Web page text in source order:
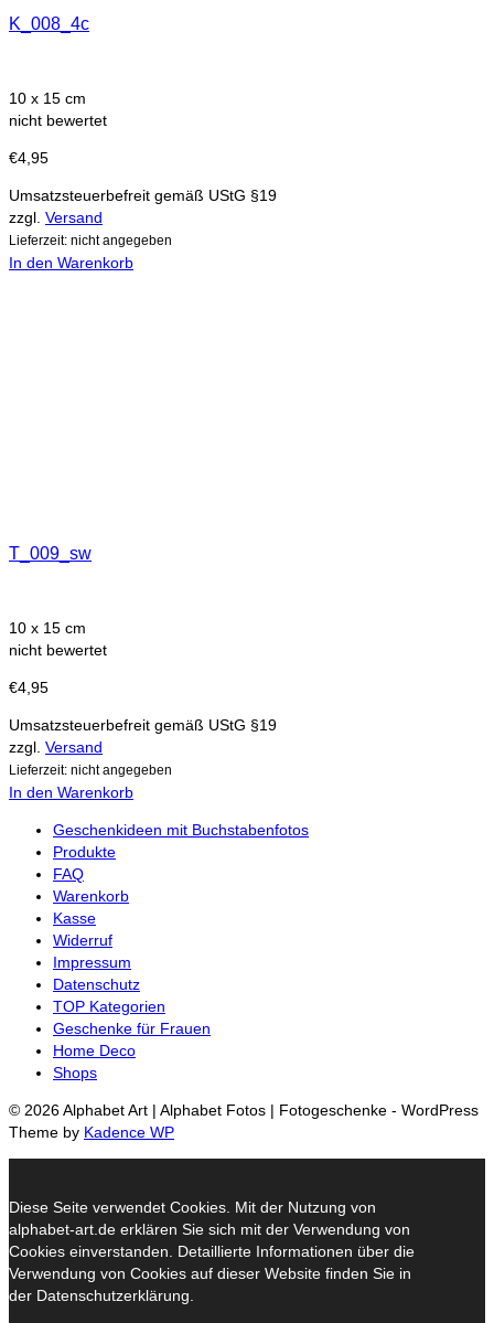
K_008_4c
10 x 15 cm
nicht bewertet
€4,95
Umsatzsteuerbefreit gemäß UStG §19
zzgl. Versand
Lieferzeit: nicht angegeben
In den Warenkorb
T_009_sw
10 x 15 cm
nicht bewertet
€4,95
Umsatzsteuerbefreit gemäß UStG §19
zzgl. Versand
Lieferzeit: nicht angegeben
In den Warenkorb
Geschenkideen mit Buchstabenfotos
Produkte
FAQ
Warenkorb
Kasse
Widerruf
Impressum
Datenschutz
TOP Kategorien
Geschenke für Frauen
Home Deco
Shops
© 2026 Alphabet Art | Alphabet Fotos | Fotogeschenke - WordPress
Theme by Kadence WP
Diese Seite verwendet Cookies. Mit der Nutzung von
alphabet-art.de erklären Sie sich mit der Verwendung von
Cookies einverstanden. Detaillierte Informationen über die
Verwendung von Cookies auf dieser Website finden Sie in
der Datenschutzerklärung.